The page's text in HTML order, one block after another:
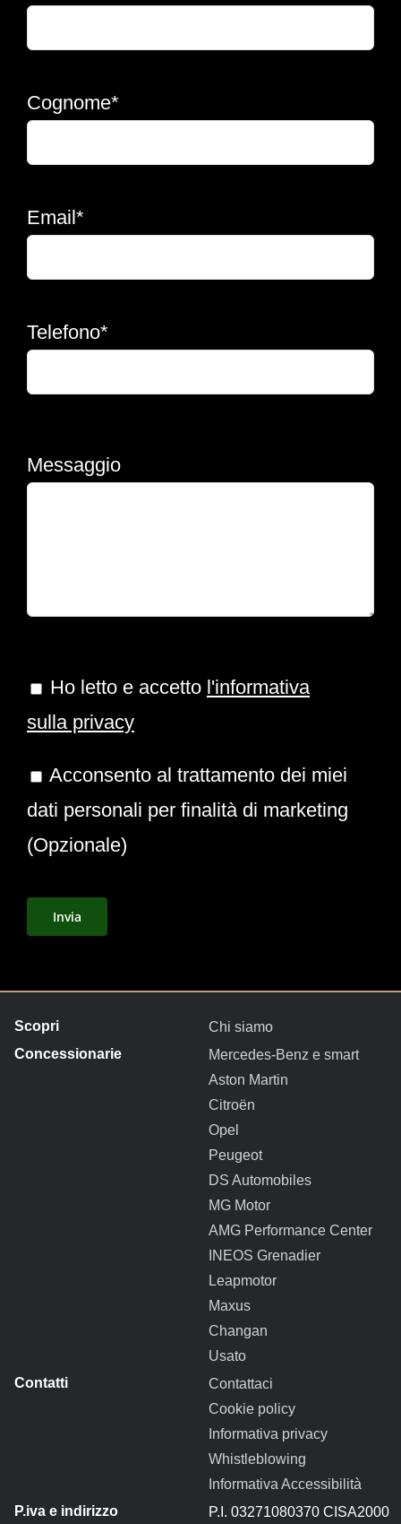
Cognome*
Email*
Telefono*
Messaggio
Ho letto e accetto l'informativa
sulla privacy
Acconsento al trattamento dei miei
dati personali per finalità di marketing
(Opzionale)
Chi siamo
Mercedes-Benz e smart
Aston Martin
Citroën
Opel
Peugeot
DS Automobiles
MG Motor
AMG Performance Center
INEOS Grenadier
Leapmotor
Maxus
Changan
Usato
Contattaci
Cookie policy
Informativa privacy
Whistleblowing
Informativa Accessibilità
P.I. 03271080370 CISA2000